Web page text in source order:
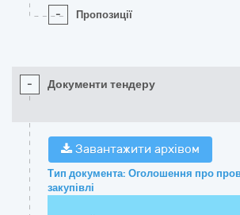
- Пропозиції
- Документи тендеру
Завантажити архівом
Тип документа: Оголошення про
закупівлі